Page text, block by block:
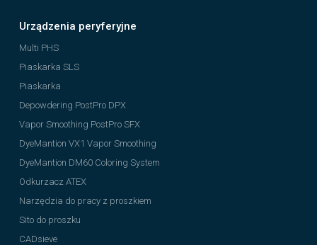
Urządzenia peryferyjne
Multi PHS
Piaskarka SLS
Piaskarka
Depowdering PostPro DPX
Vapor Smoothing PostPro SFX
DyeMantion VX1 Vapor Smoothing
DyeMantion DM60 Coloring System
Odkurzacz ATEX
Narzędzia do pracy z proszkiem
Sito do proszku
CADsieve